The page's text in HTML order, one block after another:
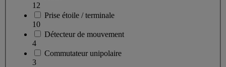
12
Prise étoile / terminale
10
Détecteur de mouvement
4
Commutateur unipolaire
3